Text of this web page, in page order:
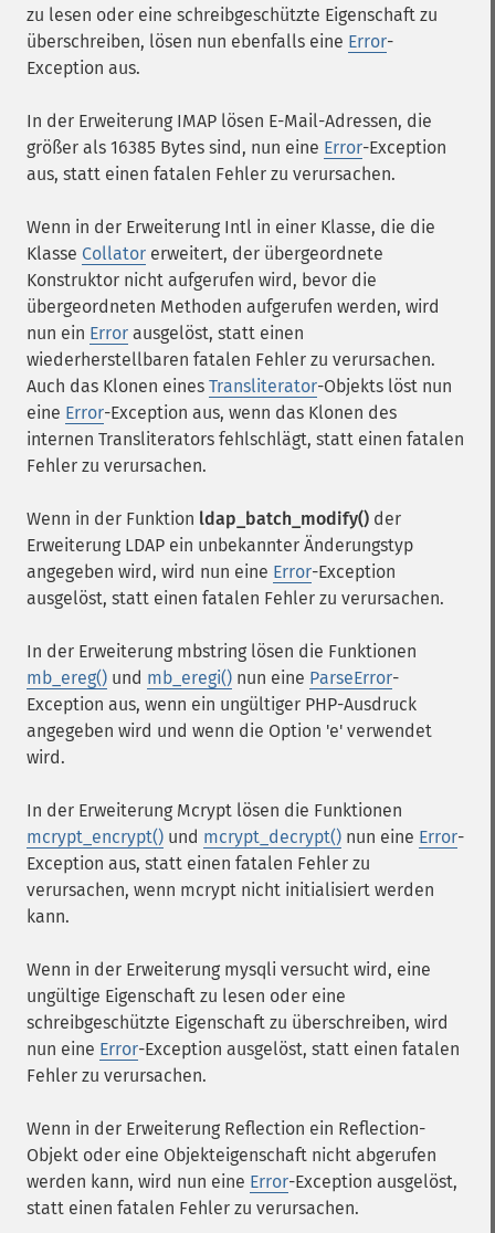
zu lesen oder eine schreibgeschützte Eigenschaft zu
überschreiben, lösen nun ebenfalls eine Error-
Exception aus.
In der Erweiterung IMAP lösen E-Mail-Adressen, die
größer als 16385 Bytes sind, nun eine Error-Exception
aus, statt einen fatalen Fehler zu verursachen.
Wenn in der Erweiterung Intl in einer Klasse, die die
Klasse Collator erweitert, der übergeordnete
Konstruktor nicht aufgerufen wird, bevor die
übergeordneten Methoden aufgerufen werden, wird
nun ein Error ausgelöst, statt einen
wiederherstellbaren fatalen Fehler zu verursachen.
Auch das Klonen eines Transliterator-Objekts löst nun
eine Error-Exception aus, wenn das Klonen des
internen Transliterators fehlschlägt, statt einen fatalen
Fehler zu verursachen.
Wenn in der Funktion ldap_batch_modify() der
Erweiterung LDAP ein unbekannter Änderungstyp
angegeben wird, wird nun eine Error-Exception
ausgelöst, statt einen fatalen Fehler zu verursachen.
In der Erweiterung mbstring lösen die Funktionen
mb_ereg() und mb_eregi() nun eine ParseError-
Exception aus, wenn ein ungültiger PHP-Ausdruck
angegeben wird und wenn die Option 'e' verwendet
wird.
In der Erweiterung Mcrypt lösen die Funktionen
mcrypt_encrypt() und mcrypt_decrypt() nun eine Error-
Exception aus, statt einen fatalen Fehler zu
verursachen, wenn mcrypt nicht initialisiert werden
kann.
Wenn in der Erweiterung mysqli versucht wird, eine
ungültige Eigenschaft zu lesen oder eine
schreibgeschützte Eigenschaft zu überschreiben, wird
nun eine Error-Exception ausgelöst, statt einen fatalen
Fehler zu verursachen.
Wenn in der Erweiterung Reflection ein Reflection-
Objekt oder eine Objekteigenschaft nicht abgerufen
werden kann, wird nun eine Error-Exception ausgelöst,
statt einen fatalen Fehler zu verursachen.